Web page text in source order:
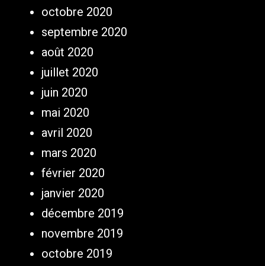
octobre 2020
septembre 2020
août 2020
juillet 2020
juin 2020
mai 2020
avril 2020
mars 2020
février 2020
janvier 2020
décembre 2019
novembre 2019
octobre 2019